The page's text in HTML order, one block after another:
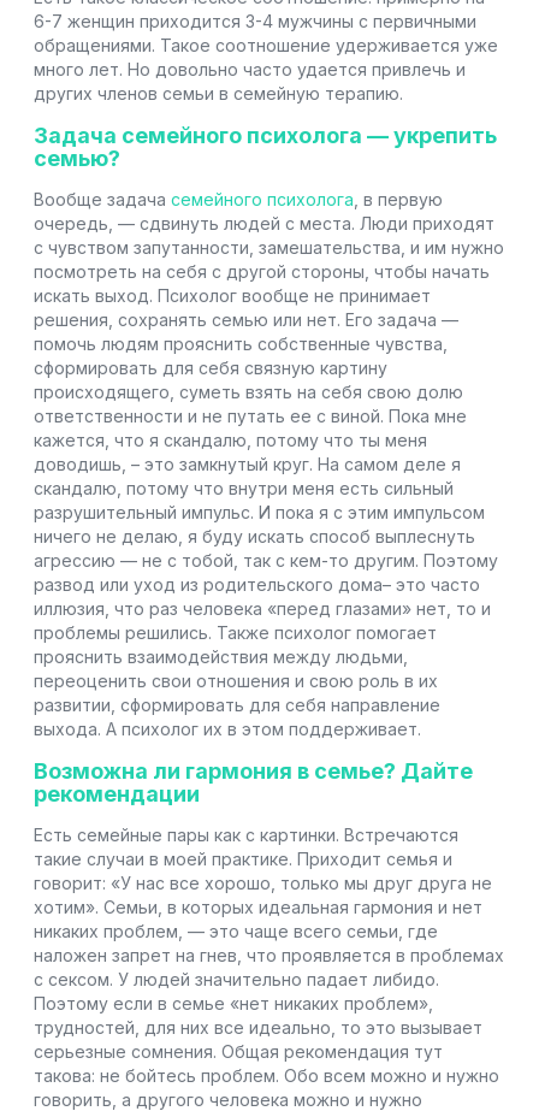
6-7 женщин приходится 3-4 мужчины с первичными
обращениями. Такое соотношение удерживается уже
много лет. Но довольно часто удается привлечь и
других членов семьи в семейную терапию.
Задача семейного психолога — укрепить
семью?
Вообще задача семейного психолога , в первую
очередь, — сдвинуть людей с места. Люди приходят
с чувством запутанности, замешательства, и им нужно
посмотреть на себя с другой стороны, чтобы начать
искать выход. Психолог вообще не принимает
решения, сохранять семью или нет. Его задача —
помочь людям прояснить собственные чувства,
сформировать для себя связную картину
происходящего, суметь взять на себя свою долю
ответственности и не путать ее с виной. Пока мне
кажется, что я скандалю, потому что ты меня
доводишь, – это замкнутый круг. На самом деле я
скандалю, потому что внутри меня есть сильный
разрушительный импульс. И пока я с этим импульсом
ничего не делаю, я буду искать способ выплеснуть
агрессию — не с тобой, так с кем-то другим. Поэтому
развод или уход из родительского дома– это часто
иллюзия, что раз человека «перед глазами» нет, то и
проблемы решились. Также психолог помогает
прояснить взаимодействия между людьми,
переоценить свои отношения и свою роль в их
развитии, сформировать для себя направление
выхода. А психолог их в этом поддерживает.
Возможна ли гармония в семье? Дайте
рекомендации
Есть семейные пары как с картинки. Встречаются
такие случаи в моей практике. Приходит семья и
говорит: «У нас все хорошо, только мы друг друга не
хотим». Семьи, в которых идеальная гармония и нет
никаких проблем, — это чаще всего семьи, где
наложен запрет на гнев, что проявляется в проблемах
с сексом. У людей значительно падает либидо.
Поэтому если в семье «нет никаких проблем»,
трудностей, для них все идеально, то это вызывает
серьезные сомнения. Общая рекомендация тут
такова: не бойтесь проблем. Обо всем можно и нужно
говорить, а другого человека можно и нужно